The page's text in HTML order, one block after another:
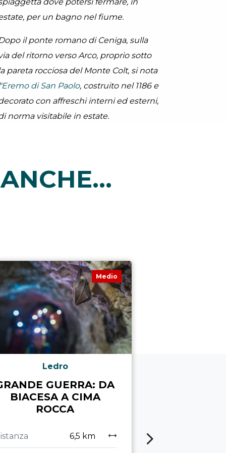
per un bagno nel fiume.
il ponte romano di Ceniga, sulla
del ritorno verso Arco, proprio sotto
pareta rocciosa del Monte Colt, si nota
Eremo di San Paolo, costruito nel 1186 e
con affreschi interni ed esterni,
norma visitabile in estate.
Medio
Ledro
GUERRA: DA
BIACESA A CIMA
ROCCA
6,5 km